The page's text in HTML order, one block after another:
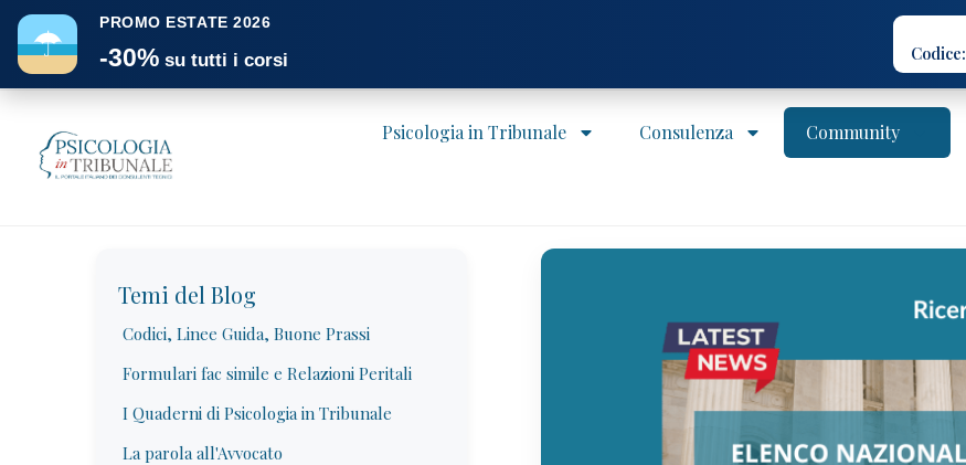
☂
PROMO ESTATE 2026
-30% su tutti i corsi Codice:
Psicologia in Tribunale Consulenza Community
Temi del Blog
Codici, Linee Guida, Buone Prassi
Formulari fac simile e Relazioni Peritali
I Quaderni di Psicologia in Tribunale
La parola all'Avvocato